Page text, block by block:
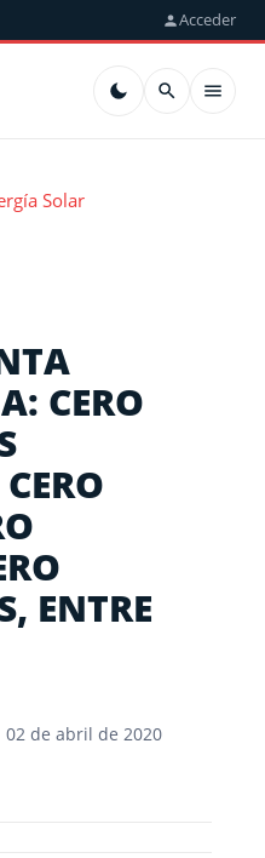
Acceder
CERO
ENTRE
02 de abril de 2020